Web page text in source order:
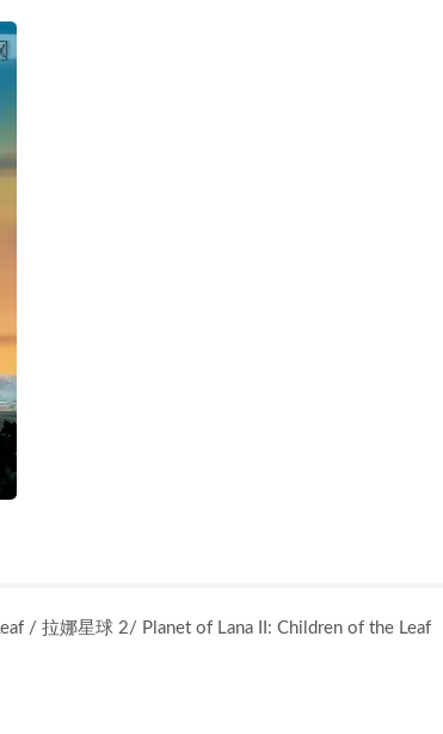
/ 拉娜星球 2/ Planet of Lana II: Children of the Leaf